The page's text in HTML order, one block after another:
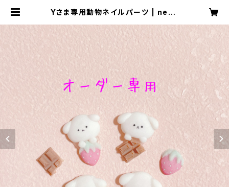
Yさま専用動物ネイルパーツ | neph
ルパーツ・ネイルチップ販売